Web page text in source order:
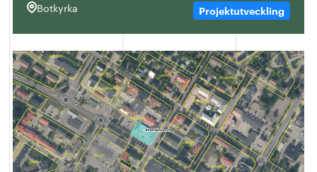
Botkyrka Projektutveckling